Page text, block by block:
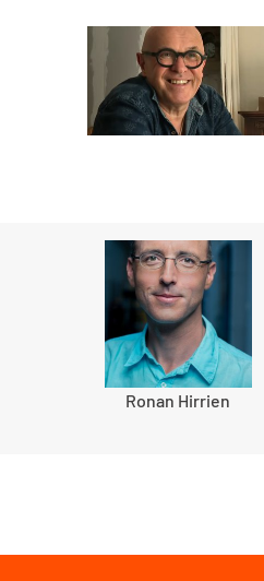
Ronan Hirrien